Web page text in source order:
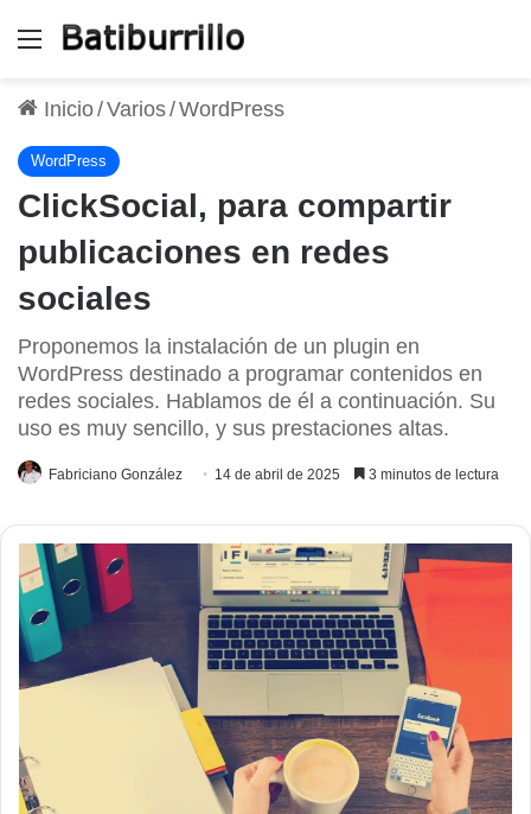
Menú
Inicio/Varios/WordPress
WordPress
ClickSocial, para compartir
publicaciones en redes
sociales
Proponemos la instalación de un plugin en
WordPress destinado a programar contenidos en
redes sociales. Hablamos de él a continuación. Su
uso es muy sencillo, y sus prestaciones altas.
Fabriciano González 14 de abril de 2025 3 minutos de lectura